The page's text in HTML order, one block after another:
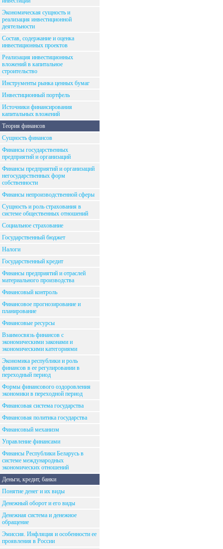
Экономическая сущность и
реализация инвестиционной
деятельности
Состав, содержание и оценка
инвестиционных проектов
Реализация инвестиционных
вложений в капитальное
строительство
Инструменты рынка ценных бумаг
Инвестиционный портфель
Источники финансирования
капитальных вложений
Теория финансов
Сущность финансов
Финансы государственных
предприятий и организаций
Финансы предприятий и организаций
негосударственных форм
собственности
Финансы непроизводственной сферы
Сущность и роль страхования в
системе общественных отношений
Социальное страхование
Государственный бюджет
Налоги
Государственный кредит
Финансы предприятий и отраслей
материального производства
Финансовый контроль
Финансовое прогнозирование и
планирование
Финансовые ресурсы
Взаимосвязь финансов с
экономическими законами и
экономическими категориями
Экономика республики и роль
финансов в ее регулировании в
переходный период
Формы финансового оздоровления
экономики в переходной период
Финансовая система государства
Финансовая политика государства
Финансовый механизм
Управление финансами
Финансы Республики Беларусь в
системе международных
экономических отношений
Деньги, кредит, банки
Понятие денег и их виды
Денежный оборот и его виды
Денежная система и денежное
обращение
Эмиссия. Инфляция и особенности ее
проявления в России